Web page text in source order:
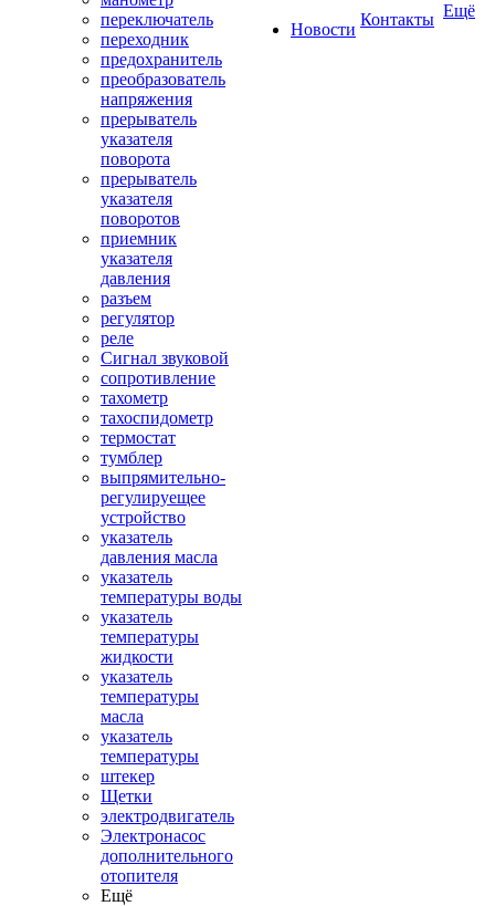
переключатель
переходник
предохранитель
преобразователь
напряжения
прерыватель
указателя
поворота
прерыватель
указателя
поворотов
приемник
указателя
давления
разъем
регулятор
реле
Сигнал звуковой
сопротивление
тахометр
тахоспидометр
термостат
тумблер
выпрямительно-
регулируещее
устройство
указатель
давления масла
указатель
температуры воды
указатель
температуры
жидкости
указатель
температуры
масла
указатель
температуры
штекер
Щетки
электродвигатель
Электронасос
дополнительного
отопителя
Ещё
Новости
Контакты Ещё